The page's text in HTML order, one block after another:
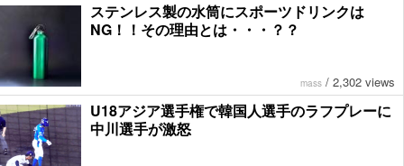
ステンレス製の水筒にスポーツドリンクは
NG！！その理由とは・・・？？
mass / 2,302 views
U18アジア選手権で韓国人選手のラフプレーに
中川選手が激怒